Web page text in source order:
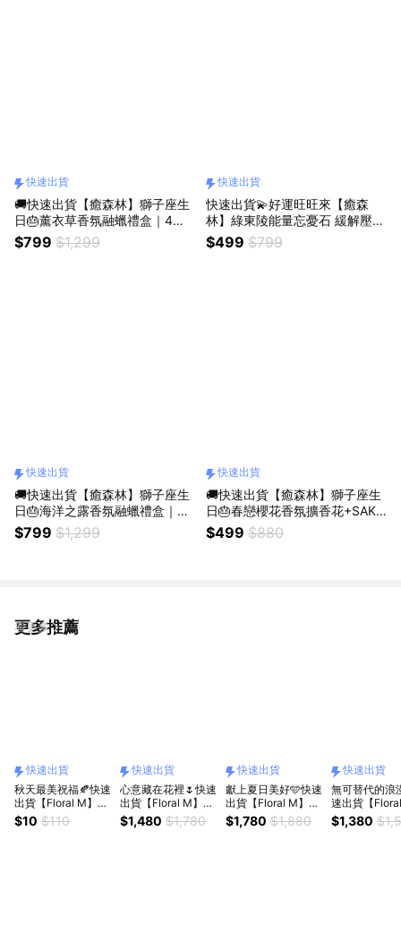
快速出貨
🚚快速出貨【癒森林】獅子座生
日🎂薰衣草香氛融蠟禮盒｜4入
+融蠟燭燈（生日禮物／質感送
禮／療癒系禮物／送禮推薦）
$799 $1,299
快速出貨
快速出貨💫好運旺旺來【癒森
林】綠東陵能量忘憂石 緩解壓力
x幸運不斷 獅子座生日快樂
$499 $799
快速出貨
🚚快速出貨【癒森林】獅子座生
日🎂海洋之露香氛融蠟禮盒｜4
入+融蠟燭燈（生日禮物／質感
送禮／療癒系禮物／送禮推薦）
$799 $1,299
快速出貨
🚚快速出貨【癒森林】獅子座生
日🎂春戀櫻花香氛擴香花+SAKU
RA19香氛油5ml（生日禮物／質
感送禮／療癒系禮物／送禮推
$499 $880
更多推薦
看更多
快速出貨
秋天最美祝福🍂快速
出貨【Floral M】
Maple楓糖卡布奇諾
永生花禮（贈送5ml
$10 $110
快速出貨
心意藏在花裡🌷快速
出貨【Floral M】夏
日野餐盛宴時光永生
花禮（贈送5ml香氛
$1,480 $1,780
快速出貨
獻上夏日美好🩵快速
出貨【Floral M】夏
日聖托里尼夢幻島永
生花禮（贈送5ml香
$1,780 $1,880
快速出貨
無可替代的
速出貨【
阿爾貝拉永生
（贈送5ml香
$1,380